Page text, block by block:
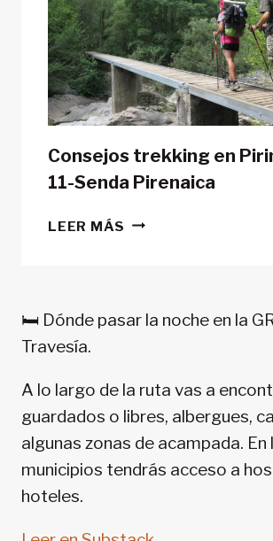
CON
TIENDA
DE
CAMPAÑA?
Consejos trekking en
11-Senda Pirenaica
LEER MÁS CONSEJOS
11-
🛏️ Dónde pasar la noche en la
Travesía.
A lo largo de la ruta vas a
guardados o libres, albergues,
algunas zonas de acampada. En
municipios tendrás acceso a
hoteles.